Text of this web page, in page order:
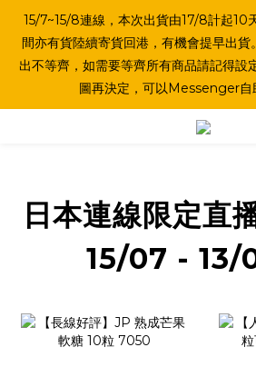
15/7~15/8連線，本次出貨由17/8計起10
間亦有貨陸續寄貨回港，有機會提早出貨
出不等齊，如需要等齊所有商品請記得設
圖再決定，可以Messenger自
日本連線限定直
15/07 - 13/